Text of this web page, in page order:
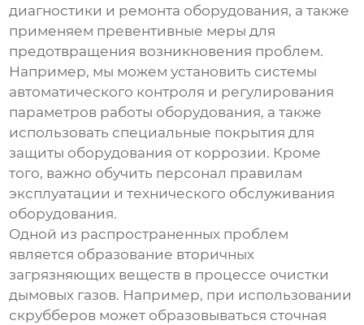
диагностики и ремонта оборудования, а также
применяем превентивные меры для
предотвращения возникновения проблем.
Например, мы можем установить системы
автоматического контроля и регулирования
параметров работы оборудования, а также
использовать специальные покрытия для
защиты оборудования от коррозии. Кроме
того, важно обучить персонал правилам
эксплуатации и технического обслуживания
оборудования.
Одной из распространенных проблем
является образование вторичных
загрязняющих веществ в процессе очистки
дымовых газов. Например, при использовании
скрубберов может образовываться сточная